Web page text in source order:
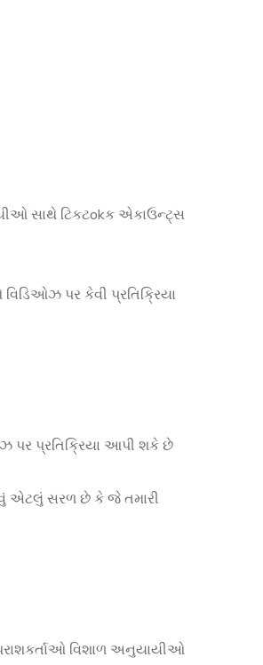
સાથે ટિકટokક એકાઉન્ટ્સ
પર કેવી પ્રતિક્રિયા
પર પ્રતિક્રિયા આપી શકે છે
એટલું સરળ છે કે જે તમારી
વિશાળ અનુયાયીઓ